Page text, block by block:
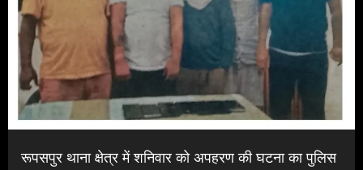
रूपसपुर थाना क्षेत्र में शनिवार को अपहरण की घटना का पुलिस